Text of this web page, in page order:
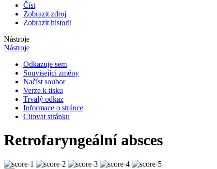
Číst
Zobrazit zdroj
Zobrazit historii
Nástroje
Nástroje
Odkazuje sem
Související změny
Načíst soubor
Verze k tisku
Trvalý odkaz
Informace o stránce
Citovat stránku
Retrofaryngeální absces